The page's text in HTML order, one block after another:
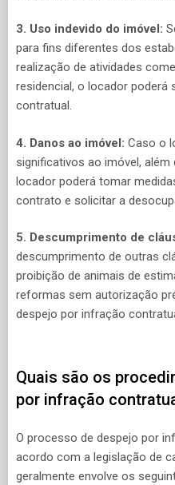
3. Uso indevido do imóvel:
para fins diferentes dos
realização de atividades
residencial, o locador
contratual.
4. Danos ao imóvel: Caso o
significativos ao imóvel,
locador poderá tomar
contrato e solicitar a
5. Descumprimento de
descumprimento de outras
proibição de animais de
reformas sem autorização
despejo por infração
Quais são os
por infração
O processo de despejo por
acordo com a legislação de
geralmente envolve os